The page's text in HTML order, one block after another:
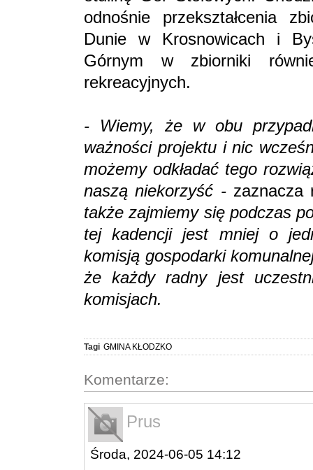
odnośnie przekształcenia
Dunie w Krosnowicach i
Górnym w zbiorniki
rekreacyjnych.
- Wiemy, że w obu
ważności projektu i nic
możemy odkładać tego
naszą niekorzyść -zaznacza
także zajmiemy się podczas
tej kadencji jest mniej o
komisją gospodarki
że każdy radny jest
komisjach.
Tagi GMINA KŁODZKO
Komentarze:
Prus
Środa, 2024-06-05 14:12